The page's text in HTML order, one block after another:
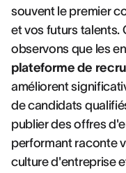
souvent le premier
et vos futurs talents.
observons que les
plateforme de
améliorent
de candidats
publier des offres
performant raconte
culture d'entreprise